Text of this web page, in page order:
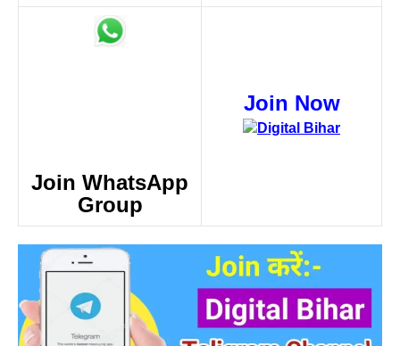
Join WhatsApp
Group
Join Now